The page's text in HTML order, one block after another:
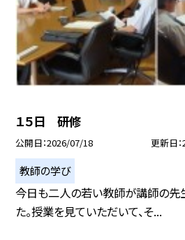
１５日 研修
公開日 2026/07/18 更新日
教師の学び
今日も二人の若い教師が講師の先
た。授業を見ていただいて、そ...